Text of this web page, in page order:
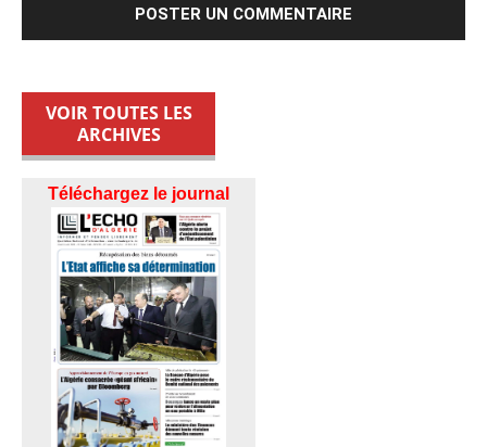
VOIR TOUTES LES
ARCHIVES